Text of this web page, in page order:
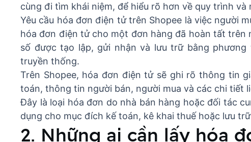
cùng đi tìm khái niệm, để hiểu rõ hơn về quy trình
Yêu cầu hóa đơn điện tử trên Shopee là việc người
hóa đơn điện tử cho một đơn hàng đã hoàn tất
số được tạo lập, gửi nhận và lưu trữ bằng
truyền thống.
Trên Shopee, hóa đơn điện tử sẽ ghi rõ thông tin
toán, thông tin người bán, người mua và các chi tiết
Đây là loại hóa đơn do nhà bán hàng hoặc đối tác
dụng cho mục đích kế toán, kê khai thuế hoặc lưu
2. Những ai cần lấy hóa